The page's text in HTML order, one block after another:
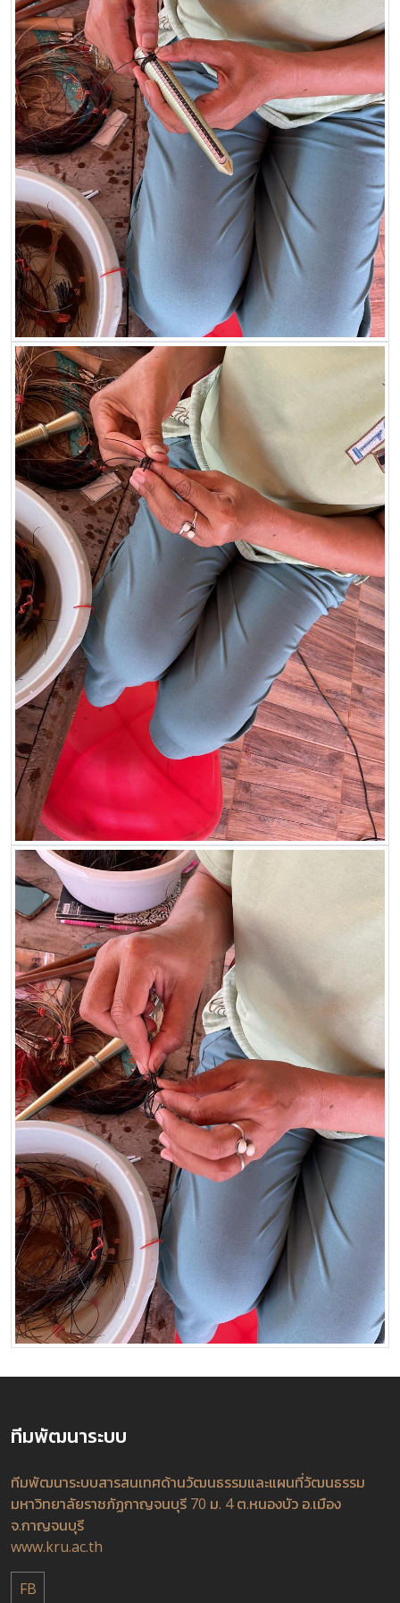
ทีมพัฒนาระบบ
ทีมพัฒนาระบบสารสนเทศด้านวัฒนธรรมและแผนที่วัฒนธรรม
มหาวิทยาลัยราชภัฏกาญจนบุรี 70 ม. 4 ต.หนองบัว อ.เมือง
จ.กาญจนบุรี
www.kru.ac.th
FB